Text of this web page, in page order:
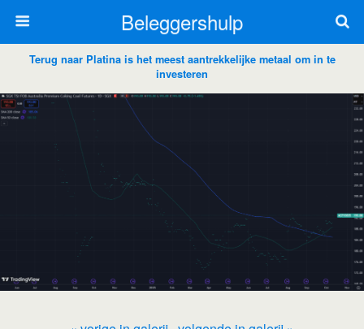
Beleggershulp
Terug naar Platina is het meest aantrekkelijke metaal om in te
investeren